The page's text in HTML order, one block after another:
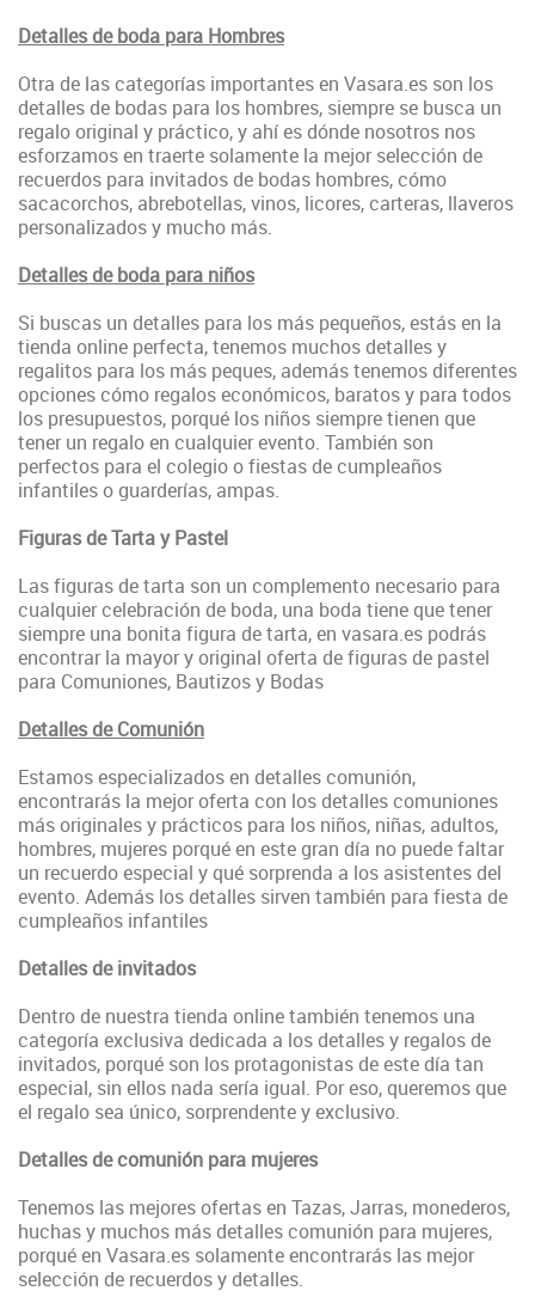
Detalles de boda para Hombres
Otra de las categorías importantes en Vasara.es son los
detalles de bodas para los hombres, siempre se busca un
regalo original y práctico, y ahí es dónde nosotros nos
esforzamos en traerte solamente la mejor selección de
recuerdos para invitados de bodas hombres, cómo
sacacorchos, abrebotellas, vinos, licores, carteras, llaveros
personalizados y mucho más.
Detalles de boda para niños
Si buscas un detalles para los más pequeños, estás en la
tienda online perfecta, tenemos muchos detalles y
regalitos para los más peques, además tenemos diferentes
opciones cómo regalos económicos, baratos y para todos
los presupuestos, porqué los niños siempre tienen que
tener un regalo en cualquier evento. También son
perfectos para el colegio o fiestas de cumpleaños
infantiles o guarderías, ampas.
Figuras de Tarta y Pastel
Las figuras de tarta son un complemento necesario para
cualquier celebración de boda, una boda tiene que tener
siempre una bonita figura de tarta, en vasara.es podrás
encontrar la mayor y original oferta de figuras de pastel
para Comuniones, Bautizos y Bodas
Detalles de Comunión
Estamos especializados en detalles comunión,
encontrarás la mejor oferta con los detalles comuniones
más originales y prácticos para los niños, niñas, adultos,
hombres, mujeres porqué en este gran día no puede faltar
un recuerdo especial y qué sorprenda a los asistentes del
evento. Además los detalles sirven también para fiesta de
cumpleaños infantiles
Detalles de invitados
Dentro de nuestra tienda online también tenemos una
categoría exclusiva dedicada a los detalles y regalos de
invitados, porqué son los protagonistas de este día tan
especial, sin ellos nada sería igual. Por eso, queremos que
el regalo sea único, sorprendente y exclusivo.
Detalles de comunión para mujeres
Tenemos las mejores ofertas en Tazas, Jarras, monederos,
huchas y muchos más detalles comunión para mujeres,
porqué en Vasara.es solamente encontrarás las mejor
selección de recuerdos y detalles.